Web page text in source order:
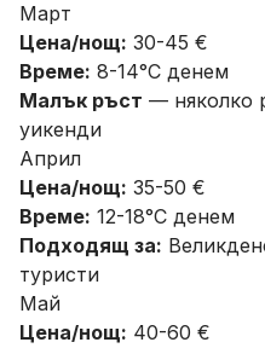
Март
Цена/нощ: 30-45 €
Време: 8-14°C денем
Малък ръст — няколко
уикенди
Април
Цена/нощ: 35-50 €
Време: 12-18°C денем
Подходящ за:
туристи
Май
Цена/нощ: 40-60 €